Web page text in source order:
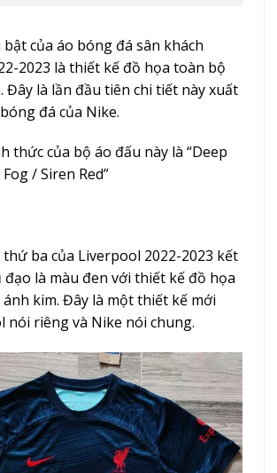
của áo bóng đá sân khách
2023 là thiết kế đồ họa toàn bộ
Đây là lần đầu tiên chi tiết này xuất
đá của Nike.
thức của bộ áo đấu này là “Deep
/ Siren Red”
thứ ba của Liverpool 2022-2023 kết
đạo là màu đen với thiết kế đồ họa
kim. Đây là một thiết kế mới
nói riêng và Nike nói chung.